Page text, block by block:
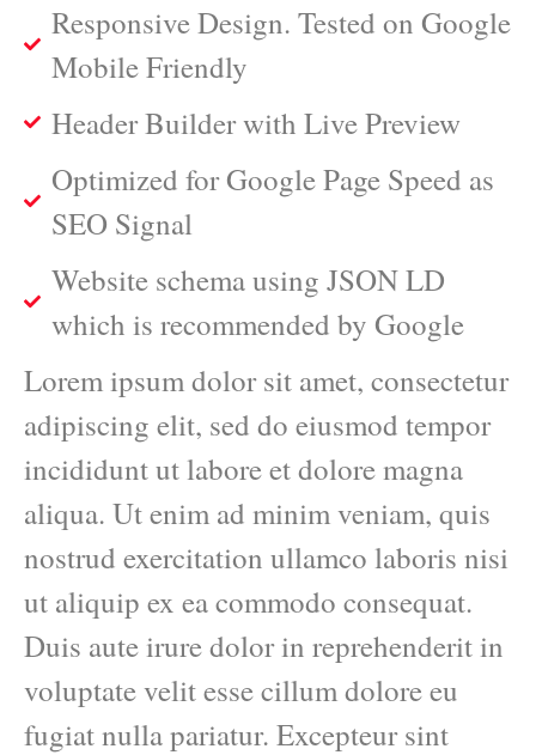
Responsive Design. Tested on Google
Mobile Friendly
Header Builder with Live Preview
Optimized for Google Page Speed as
SEO Signal
Website schema using JSON LD
which is recommended by Google
Lorem ipsum dolor sit amet, consectetur
adipiscing elit, sed do eiusmod tempor
incididunt ut labore et dolore magna
aliqua. Ut enim ad minim veniam, quis
nostrud exercitation ullamco laboris nisi
ut aliquip ex ea commodo consequat.
Duis aute irure dolor in reprehenderit in
voluptate velit esse cillum dolore eu
fugiat nulla pariatur. Excepteur sint